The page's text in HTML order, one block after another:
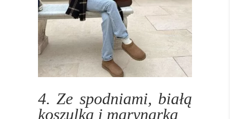
4. Ze spodniami, białą
koszulką i marynarką